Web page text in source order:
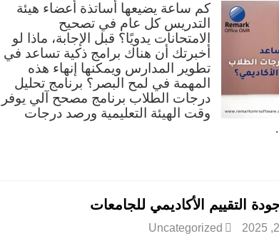
كم ساعة يضيعها أساتذة أعضاء هيئة
التدريس كل عام في تصحيح
الامتحانات يدويًا؟ قبل الإجابة، ماذا لو
أخبرتك أن هناك برامج ذكية تساعد في
تطوير المدارس ويمكنها إنهاء هذه
المهمة في لمح البصر؟ برنامج تحليل
درجات الطلاب برنامج مصحح آلي يوفر
وقت الهيئة التعليمية ورصد درجات
التقييم الأكاديمي للجامعات
Uncategorized